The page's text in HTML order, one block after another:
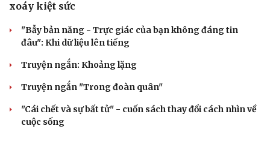
xoáy kiệt sức
"Bẫy bản năng - Trực giác của bạn không đáng tin
đâu": Khi dữ liệu lên tiếng
Truyện ngắn: Khoảng lặng
Truyện ngắn "Trong đoàn quân"
"Cái chết và sự bất tử" - cuốn sách thay đổi cách nhìn về
cuộc sống